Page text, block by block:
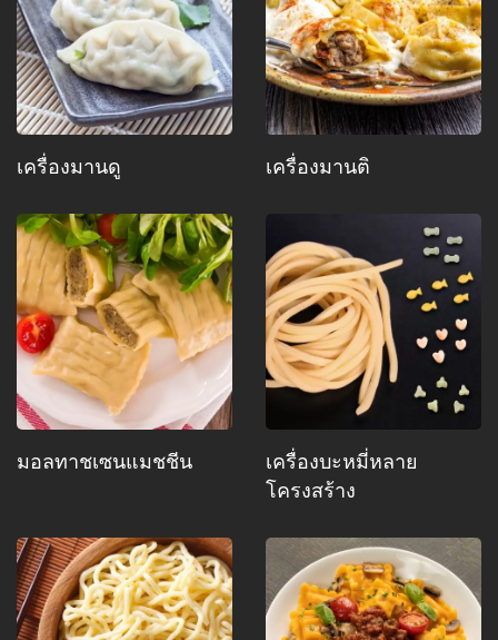
เครื่องมานดู เครื่องมานติ
มอลทาชเซนแมชชีน
เครื่องบะหมี่หลาย
โครงสร้าง